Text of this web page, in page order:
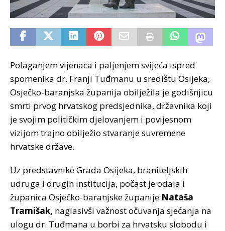
Polaganjem vijenaca i paljenjem svijeća ispred
spomenika dr. Franji Tuđmanu u središtu Osijeka,
Osječko-baranjska županija obilježila je godišnjicu
smrti prvog hrvatskog predsjednika, državnika koji
je svojim političkim djelovanjem i povijesnom
vizijom trajno obilježio stvaranje suvremene
hrvatske države.
Uz predstavnike Grada Osijeka, braniteljskih
udruga i drugih institucija, počast je odala i
županica Osječko-baranjske županije Nataša
Tramišak, naglasivši važnost očuvanja sjećanja na
ulogu dr. Tuđmana u borbi za hrvatsku slobodu i